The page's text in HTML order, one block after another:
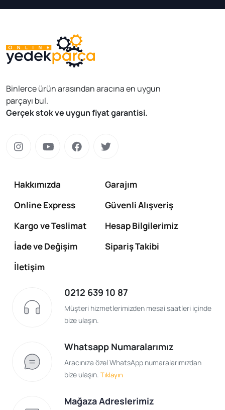
Binlerce ürün arasından aracına en uygun
parçayı bul.
Gerçek stok ve uygun fiyat garantisi.
Hakkımızda
Garajım
Online Express
Güvenli Alışveriş
Kargo ve Teslimat
Hesap Bilgilerimiz
İade ve Değişim
Sipariş Takibi
İletişim
0212 639 10 87
Müşteri hizmetlerimizden mesai saatleri içinde
bize ulaşın.
Whatsapp Numaralarımız
Aracınıza özel WhatsApp numaralarımızdan
bize ulaşın. Tıklayın
Mağaza Adreslerimiz